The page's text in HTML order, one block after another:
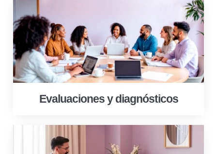
Evaluaciones y diagnósticos